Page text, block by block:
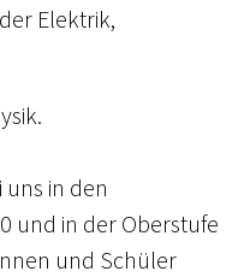
Elektrik,
in den
und in der Oberstufe
und Schüler